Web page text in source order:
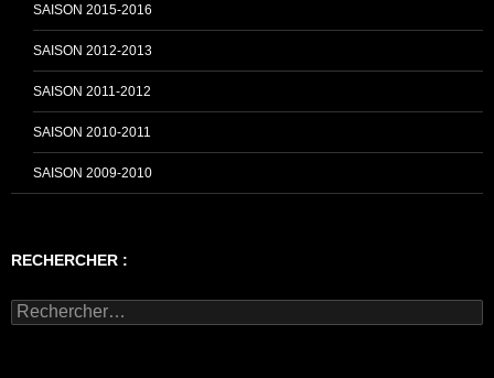
SAISON 2015-2016
SAISON 2012-2013
SAISON 2011-2012
SAISON 2010-2011
SAISON 2009-2010
RECHERCHER :
Rechercher :